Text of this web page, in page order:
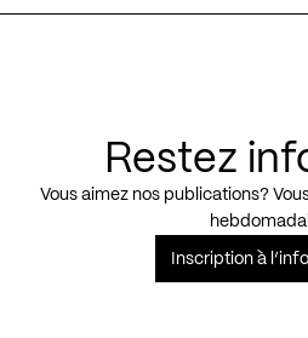
Restez
Vous aimez nos publications?
Inscription à